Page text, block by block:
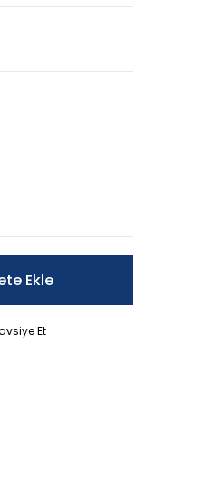
Ekle
Et